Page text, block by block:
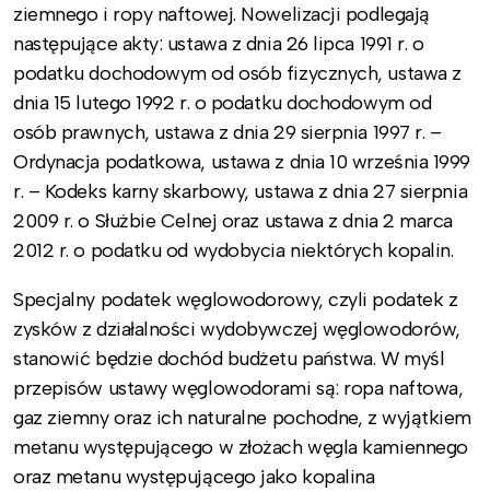
ziemnego i ropy naftowej. Nowelizacji podlegają
następujące akty: ustawa z dnia 26 lipca 1991 r. o
podatku dochodowym od osób fizycznych, ustawa z
dnia 15 lutego 1992 r. o podatku dochodowym od
osób prawnych, ustawa z dnia 29 sierpnia 1997 r. –
Ordynacja podatkowa, ustawa z dnia 10 września 1999
r. – Kodeks karny skarbowy, ustawa z dnia 27 sierpnia
2009 r. o Służbie Celnej oraz ustawa z dnia 2 marca
2012 r. o podatku od wydobycia niektórych kopalin.
Specjalny podatek węglowodorowy, czyli podatek z
zysków z działalności wydobywczej węglowodorów,
stanowić będzie dochód budżetu państwa. W myśl
przepisów ustawy węglowodorami są: ropa naftowa,
gaz ziemny oraz ich naturalne pochodne, z wyjątkiem
metanu występującego w złożach węgla kamiennego
oraz metanu występującego jako kopalina